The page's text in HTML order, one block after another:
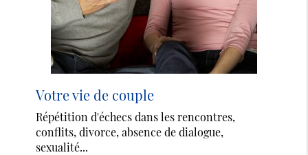
Votre vie de couple
Répétition d'échecs dans les rencontres,
conflits, divorce, absence de dialogue,
sexualité...